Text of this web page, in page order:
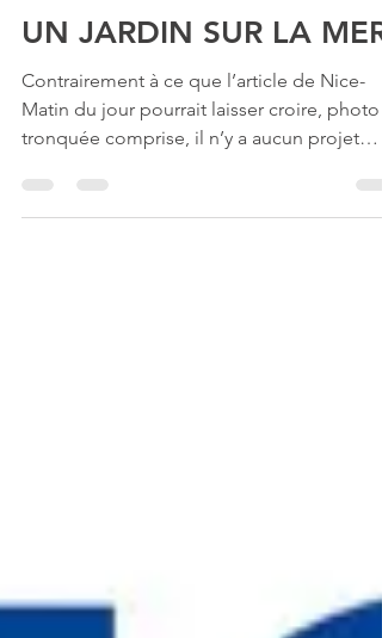
24 juil. 2025
UN JARDIN SUR LA MER
Contrairement à ce que l’article de Nice-
Matin du jour pourrait laisser croire, photo